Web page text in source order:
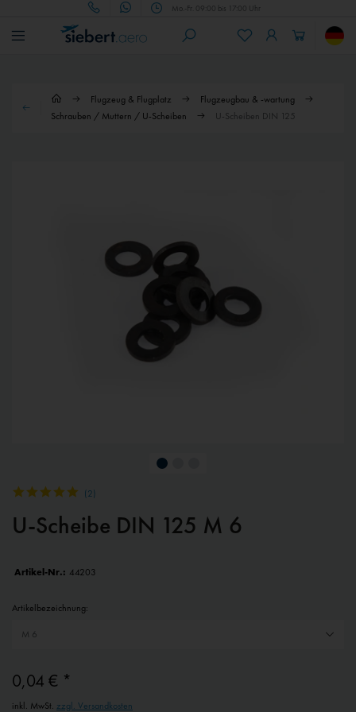
Mo.-Fr. 09:00 bis 17:00 Uhr
Flugzeug & Flugplatz
Flugzeugbau & -wartung
Schrauben / Muttern / U-Scheiben
U-Scheiben DIN 125
(2)
U-Scheibe DIN 125 M 6
Artikel-Nr.: 44203
Artikelbezeichnung:
0,04 € *
inkl. MwSt. zzgl. Versandkosten